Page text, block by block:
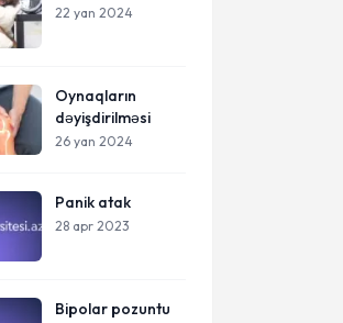
22 yan 2024
Oynaqların
dəyişdirilməsi
26 yan 2024
Panik atak
28 apr 2023
Bipolar pozuntu